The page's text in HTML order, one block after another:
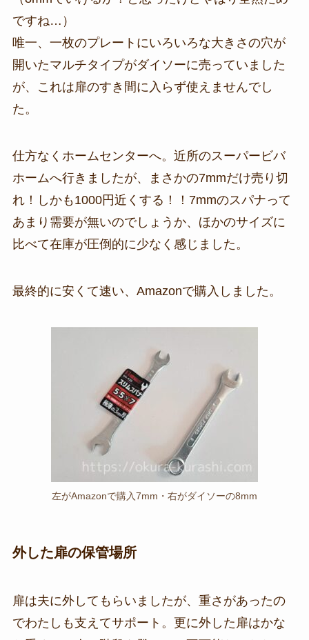
ですね…）
唯一、一枚のプレートにいろいろな大きさの穴が
開いたマルチタイプがダイソーに売っていました
が、これは扉のすき間に入らず使えませんでし
た。
仕方なくホームセンターへ。近所のスーパービバ
ホームへ行きましたが、まさかの7mmだけ売り切
れ！しかも1000円近くする！！7mmのスパナって
あまり需要が無いのでしょうか、ほかのサイズに
比べて在庫が圧倒的に少なく感じました。
最終的に安くて速い、Amazonで購入しました。
左がAmazonで購入7mm・右がダイソーの8mm
外した扉の保管場所
扉は夫に外してもらいましたが、重さがあったの
でわたしも支えてサポート。更に外した扉はかな